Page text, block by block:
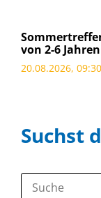
von 2-6 Jahren
20.08.2026,
Suchst
Suche: